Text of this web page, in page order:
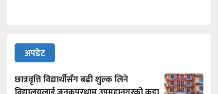
अपडेट
छात्रवृत्ति विद्यार्थीसँग बढी शुल्क लिने